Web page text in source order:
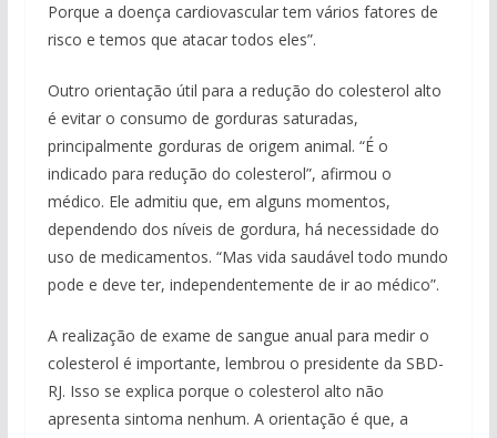
Porque a doença cardiovascular tem vários fatores de
risco e temos que atacar todos eles”.
Outro orientação útil para a redução do colesterol alto
é evitar o consumo de gorduras saturadas,
principalmente gorduras de origem animal. “É o
indicado para redução do colesterol”, afirmou o
médico. Ele admitiu que, em alguns momentos,
dependendo dos níveis de gordura, há necessidade do
uso de medicamentos. “Mas vida saudável todo mundo
pode e deve ter, independentemente de ir ao médico”.
A realização de exame de sangue anual para medir o
colesterol é importante, lembrou o presidente da SBD-
RJ. Isso se explica porque o colesterol alto não
apresenta sintoma nenhum. A orientação é que, a